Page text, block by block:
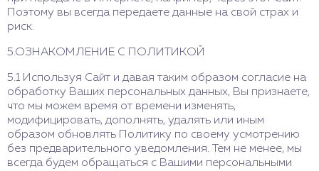
Поэтому вы всегда передаете данные на свой страх и
риск.
5.ОЗНАКОМЛЕНИЕ С ПОЛИТИКОЙ
5.1 Используя Сайт и давая таким образом согласие на
обработку Ваших персональных данных, Вы признаете,
что мы можем время от времени изменять,
модифицировать, дополнять, удалять или иным
образом обновлять Политику по своему усмотрению
без предварительного уведомления. Тем не менее, мы
всегда будем обращаться с Вашими персональными